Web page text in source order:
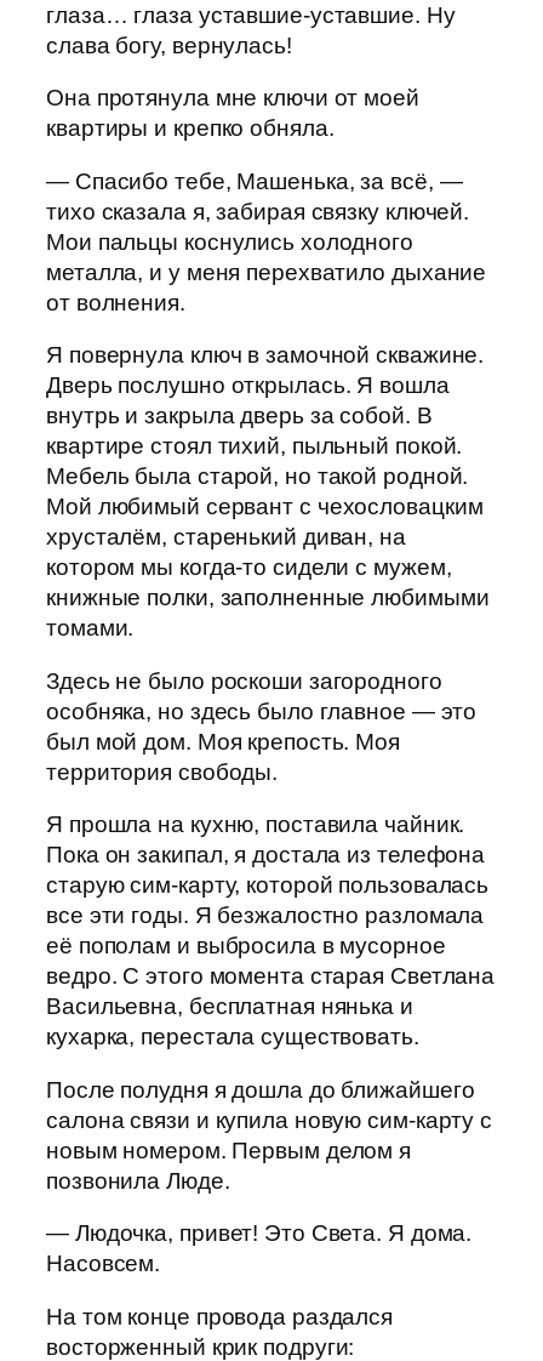
глаза… глаза уставшие-уставшие. Ну
слава богу, вернулась!
Она протянула мне ключи от моей
квартиры и крепко обняла.
— Спасибо тебе, Машенька, за всё, —
тихо сказала я, забирая связку ключей.
Мои пальцы коснулись холодного
металла, и у меня перехватило дыхание
от волнения.
Я повернула ключ в замочной скважине.
Дверь послушно открылась. Я вошла
внутрь и закрыла дверь за собой. В
квартире стоял тихий, пыльный покой.
Мебель была старой, но такой родной.
Мой любимый сервант с чехословацким
хрусталём, старенький диван, на
котором мы когда-то сидели с мужем,
книжные полки, заполненные любимыми
томами.
Здесь не было роскоши загородного
особняка, но здесь было главное — это
был мой дом. Моя крепость. Моя
территория свободы.
Я прошла на кухню, поставила чайник.
Пока он закипал, я достала из телефона
старую сим-карту, которой пользовалась
все эти годы. Я безжалостно разломала
её пополам и выбросила в мусорное
ведро. С этого момента старая Светлана
Васильевна, бесплатная нянька и
кухарка, перестала существовать.
После полудня я дошла до ближайшего
салона связи и купила новую сим-карту с
новым номером. Первым делом я
позвонила Люде.
— Людочка, привет! Это Света. Я дома.
Насовсем.
На том конце провода раздался
восторженный крик подруги: